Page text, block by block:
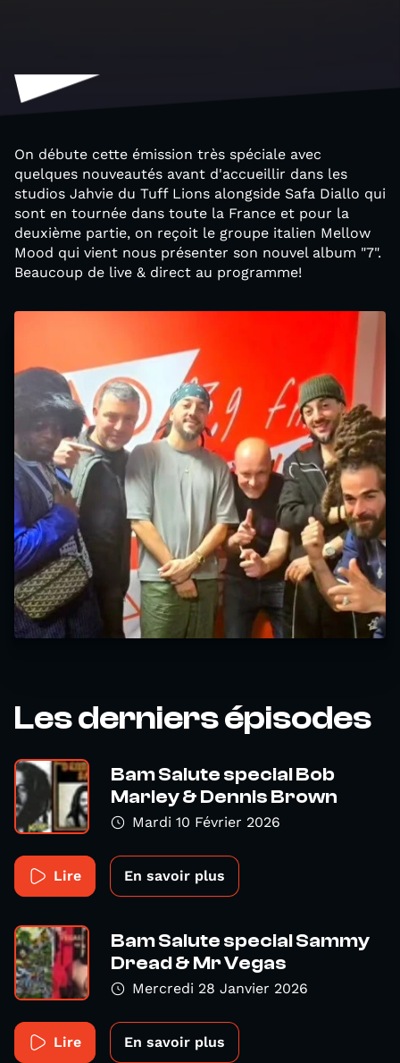
On débute cette émission très spéciale avec
quelques nouveautés avant d'accueillir dans les
studios Jahvie du Tuff Lions alongside Safa Diallo qui
sont en tournée dans toute la France et pour la
deuxième partie, on reçoit le groupe italien Mellow
Mood qui vient nous présenter son nouvel album "7".
Beaucoup de live & direct au programme!
Les derniers épisodes
Bam Salute special Bob
Marley & Dennis Brown
Mardi 10 Février 2026
Lire En savoir plus
Bam Salute special Sammy
Dread & Mr Vegas
Mercredi 28 Janvier 2026
Lire En savoir plus